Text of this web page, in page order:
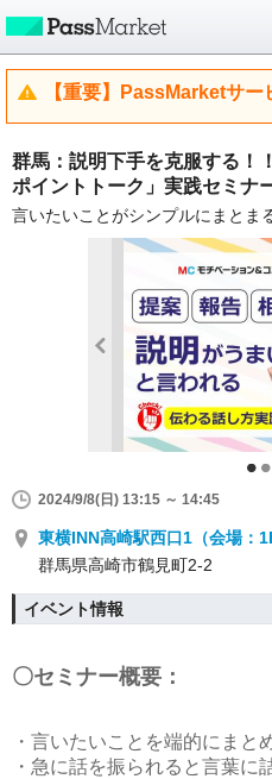
【重要】PassMarketサ
群馬：説明下手を克服する！
ポイントトーク」実践セミナ
言いたいことがシンプルにまとま
2024/9/8(日) 13:15 ～ 14:45
東横INN高崎駅西口1（会場：
群馬県高崎市鶴見町2-2
イベント情報
〇セミナー概要：
・言いたいことを端的にまと
・急に話を振られると言葉に